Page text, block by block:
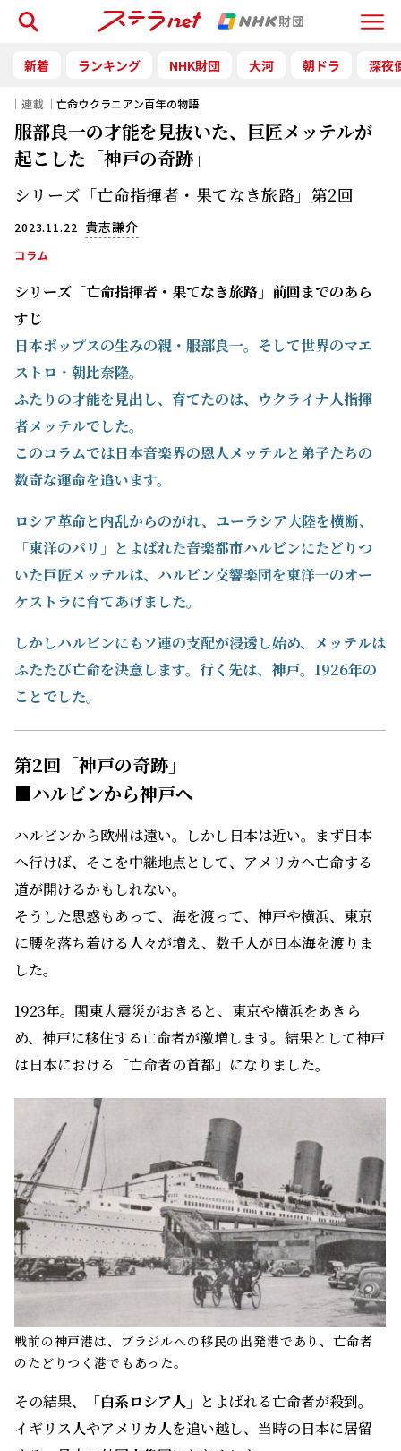
Menu
検索
新着 ランキング NHK財団 大河 朝ドラ 深夜
｜連載｜亡命ウクラニアン百年の物語
服部良一の才能を見抜いた、巨匠メッテルが
起こした「神戸の奇跡」
シリーズ「亡命指揮者・果てなき旅路」第2回
2023.11.22 貴志謙介
コラム
シリーズ「亡命指揮者・果てなき旅路」前回までのあら
すじ
日本ポップスの生みの親・服部良一。そして世界のマエ
ストロ・朝比奈隆。
ふたりの才能を見出し、育てたのは、ウクライナ人指揮
者メッテルでした。
このコラムでは日本音楽界の恩人メッテルと弟子たちの
数奇な運命を追います。
ロシア革命と内乱からのがれ、ユーラシア大陸を横断、
「東洋のパリ」とよばれた音楽都市ハルビンにたどりつ
いた巨匠メッテルは、ハルビン交響楽団を東洋一のオー
ケストラに育てあげました。
しかしハルビンにもソ連の支配が浸透し始め、メッテルは
ふたたび亡命を決意します。行く先は、神戸。1926年の
ことでした。
第2回「神戸の奇跡」
■ハルビンから神戸へ
ハルビンから欧州は遠い。しかし日本は近い。まず日本
へ行けば、そこを中継地点として、アメリカへ亡命する
道が開けるかもしれない。
そうした思惑もあって、海を渡って、神戸や横浜、東京
に腰を落ち着ける人々が増え、数千人が日本海を渡りま
した。
1923年。関東大震災がおきると、東京や横浜をあきら
め、神戸に移住する亡命者が激増します。結果として神戸
は日本における「亡命者の首都」になりました。
戦前の神戸港は、ブラジルへの移民の出発港であり、亡命者
のたどりつく港でもあった。
その結果、 「白系ロシア人」 とよばれる亡命者が殺到。
イギリス人やアメリカ人を追い越し、当時の日本に居留